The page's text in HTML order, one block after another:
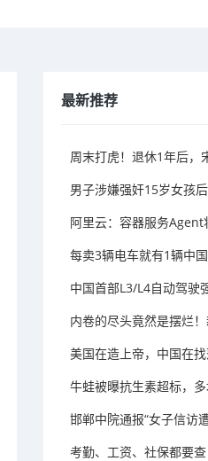
最新推荐
周末打虎！退休1年后，
男子涉嫌强奸15岁女孩
阿里云：容器服务Agent
每卖3辆电车就有1辆中
中国首部L3/L4自动驾驶
内卷的尽头竟然是摆烂
美国在造上帝，中国在
牛蛙被曝抗生素超标，
邯郸中院通报“女子信访
考勤、工资、社保都要